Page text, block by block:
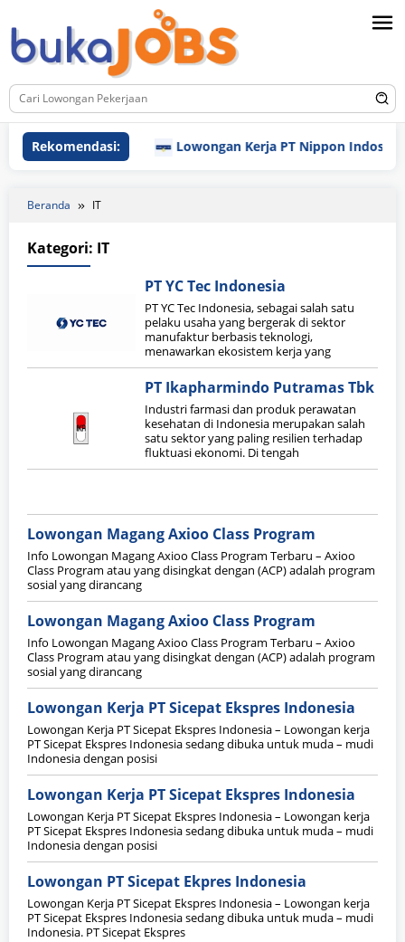
ke
konten
Rekomendasi: Lowongan Kerja PT Nippon Indosari
Beranda IT
Kategori: IT
PT YC Tec Indonesia
PT YC Tec Indonesia, sebagai salah satu
pelaku usaha yang bergerak di sektor
manufaktur berbasis teknologi,
menawarkan ekosistem kerja yang
PT Ikapharmindo Putramas Tbk
Industri farmasi dan produk perawatan
kesehatan di Indonesia merupakan salah
satu sektor yang paling resilien terhadap
fluktuasi ekonomi. Di tengah
Lowongan Magang Axioo Class Program
Info Lowongan Magang Axioo Class Program Terbaru – Axioo
Class Program atau yang disingkat dengan (ACP) adalah program
sosial yang dirancang
Lowongan Magang Axioo Class Program
Info Lowongan Magang Axioo Class Program Terbaru – Axioo
Class Program atau yang disingkat dengan (ACP) adalah program
sosial yang dirancang
Lowongan Kerja PT Sicepat Ekspres Indonesia
Lowongan Kerja PT Sicepat Ekspres Indonesia – Lowongan kerja
PT Sicepat Ekspres Indonesia sedang dibuka untuk muda – mudi
Indonesia dengan posisi
Lowongan Kerja PT Sicepat Ekspres Indonesia
Lowongan Kerja PT Sicepat Ekspres Indonesia – Lowongan kerja
PT Sicepat Ekspres Indonesia sedang dibuka untuk muda – mudi
Indonesia dengan posisi
Lowongan PT Sicepat Ekpres Indonesia
Lowongan Kerja PT Sicepat Ekspres Indonesia – Lowongan kerja
PT Sicepat Ekspres Indonesia sedang dibuka untuk muda – mudi
Indonesia. PT Sicepat Ekspres